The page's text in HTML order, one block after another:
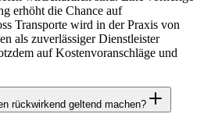
erhöht die Chance auf
Transporte wird in der Praxis von
als zuverlässiger Dienstleister
auf Kostenvoranschläge und
rückwirkend geltend machen?